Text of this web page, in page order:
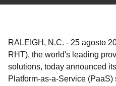
RALEIGH, N.C. - 25 agosto
RHT), the world's leading
solutions, today announced
Platform-as-a-Service